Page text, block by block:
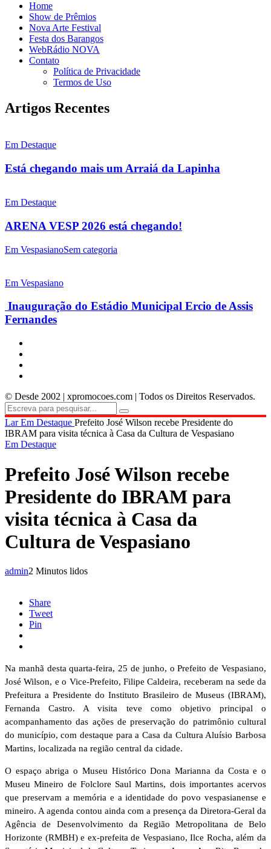
Home
Show de Prêmios
Nova Arte Festival
Festa dos Barangos
WebRádio NOVA
Contato
Política de Privacidade
Termos de Uso
Artigos Recentes
Em Destaque
Está chegando mais um Arraiá da Lapinha
Em Destaque
ARENA VESP 2026 está chegando!
Em VespasianoSem categoria
Em Vespasiano
Inauguração do Estádio Municipal Ercio de Assis
Fernandes
© Desde 2002 | xpromocoes.com | Todos os Direitos Reservados.
LarEm Destaque Prefeito José Wilson recebe Presidente do
IBRAM para visita técnica à Casa da Cultura de Vespasiano
Em Destaque
Prefeito José Wilson recebe
Presidente do IBRAM para
visita técnica à Casa da
Cultura de Vespasiano
admin2 Minutos lidos
Share
Tweet
Pin
Na manhã desta quarta-feira, 25 de junho, o Prefeito de Vespasiano,
José Wilson, e o Vice-Prefeito, Filipe Caldeira, receberam na sede da
Prefeitura a Presidente do Instituto Brasileiro de Museus (IBRAM),
Fernanda Castro. A visita teve como objetivo principal o
acompanhamento das ações de preservação do patrimônio cultural
do município, com destaque para a Casa da Cultura Aluísio Barbosa
Martins, localizada na região central da cidade.
O espaço abriga o Museu Histórico Dona Marianna da Costa e o
Museu Mineiro de Folclore Saul Martins, dois importantes acervos
que preservam a memória e a identidade do povo vespasianense e
mineiro. A agenda contou ainda com a presença da Diretora-Geral da
Agência de Desenvolvimento da Região Metropolitana de Belo
Horizonte (RMBH) e ex-prefeita de Vespasiano, Ilce Rocha, além da